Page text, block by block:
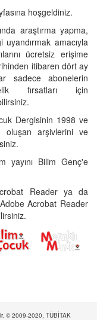
hoşgeldiniz.
araştırma yapma,
amacıyla
ücretsiz erişime
itibaren dört ay
sadece abonelerin
fırsatları için
Dergisinin 1998 ve
oluşan arşivlerini ve
yayını Bilim Genç'e
Reader ya da
Acrobat Reader
© 2009-2020, TÜBİTAK